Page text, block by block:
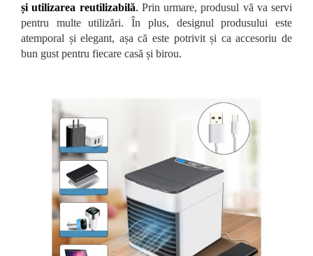
și utilizarea reutilizabilă. Prin urmare, produsul vă va servi
pentru multe utilizări. În plus, designul produsului este
atemporal și elegant, așa că este potrivit și ca accesoriu de
bun gust pentru fiecare casă și birou.